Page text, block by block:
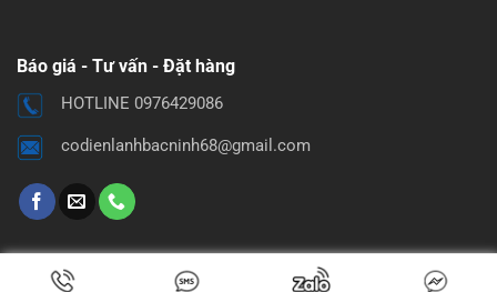
Báo giá - Tư vấn - Đặt hàng
HOTLINE 0976429086
codienlanhbacninh68@gmail.com